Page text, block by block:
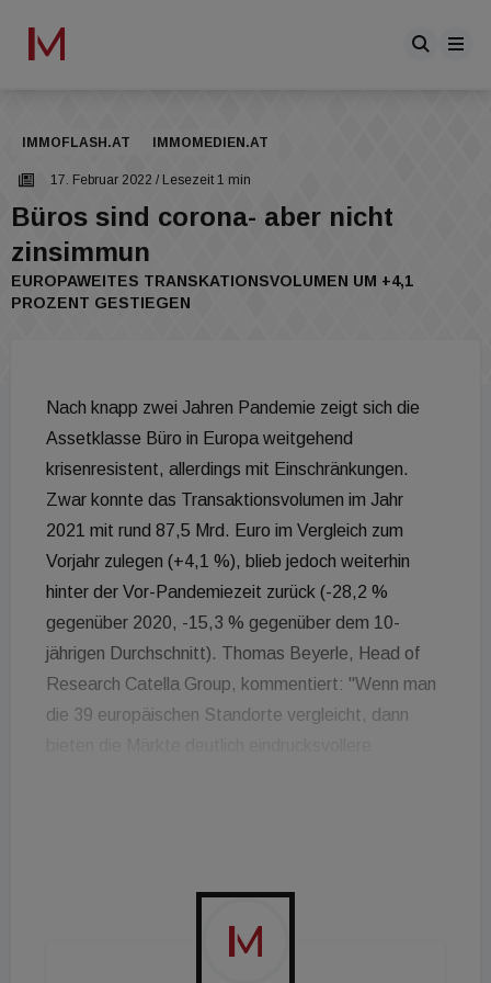
IMMOFLASH.AT IMMOMEDIEN.AT
17. Februar 2022 / Lesezeit 1 min
Büros sind corona- aber nicht
zinsimmun
EUROPAWEITES TRANSKATIONSVOLUMEN UM +4,1
PROZENT GESTIEGEN
Nach knapp zwei Jahren Pandemie zeigt sich die
Assetklasse Büro in Europa weitgehend
krisenresistent, allerdings mit Einschränkungen.
Zwar konnte das Transaktionsvolumen im Jahr
2021 mit rund 87,5 Mrd. Euro im Vergleich zum
Vorjahr zulegen (+4,1 %), blieb jedoch weiterhin
hinter der Vor-Pandemiezeit zurück (-28,2 %
gegenüber 2020, -15,3 % gegenüber dem 10-
jährigen Durchschnitt). Thomas Beyerle, Head of
Research Catella Group, kommentiert: "Wenn man
die 39 europäischen Standorte vergleicht, dann
Büromärkten artikulieren. In diesem Jahr haben wir
Wien neu in die Analyse aufgenommen, denn dort
haben wir eine neue Niederlassung der Catella-